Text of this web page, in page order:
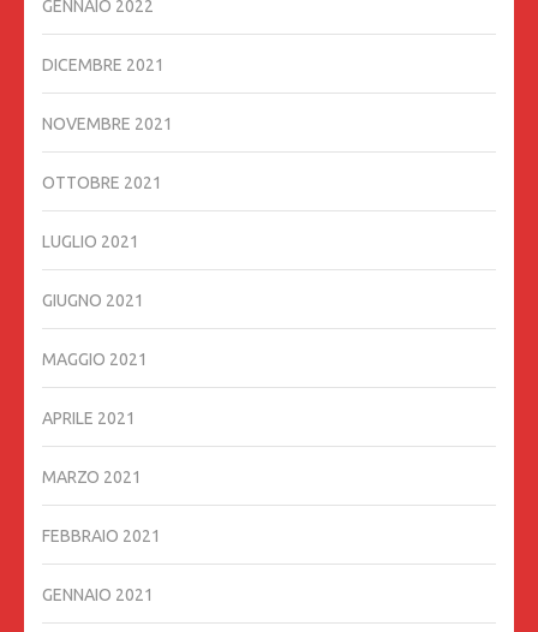
GENNAIO 2022
DICEMBRE 2021
NOVEMBRE 2021
OTTOBRE 2021
LUGLIO 2021
GIUGNO 2021
MAGGIO 2021
APRILE 2021
MARZO 2021
FEBBRAIO 2021
GENNAIO 2021